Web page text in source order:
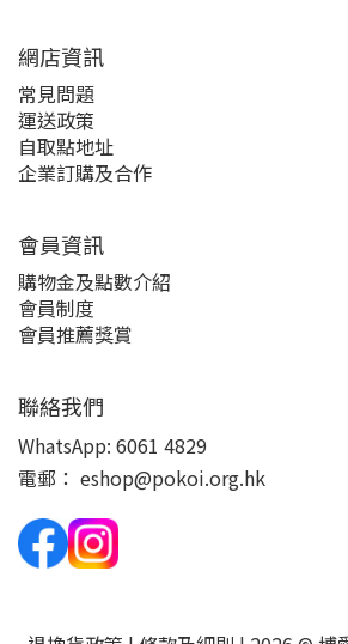
網店資訊
常見問題
運送政策
自取點地址
企業訂購及合作
會員資訊
購物金及點數介紹
會員制度
會員推薦獎賞
聯絡我們
WhatsApp: 6061 4829
電郵： eshop@pokoi.org.hk